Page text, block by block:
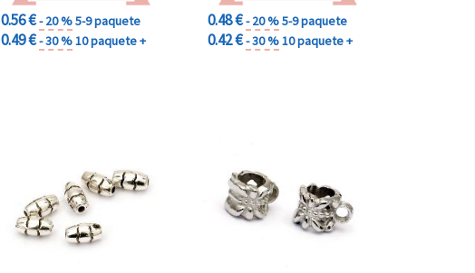
0.56 €- 20 %5-9 paquete
0.49 €- 30 %10 paquete +
0.48 €- 20 %5-9 paquete
0.42 €- 30 %10 paquete +